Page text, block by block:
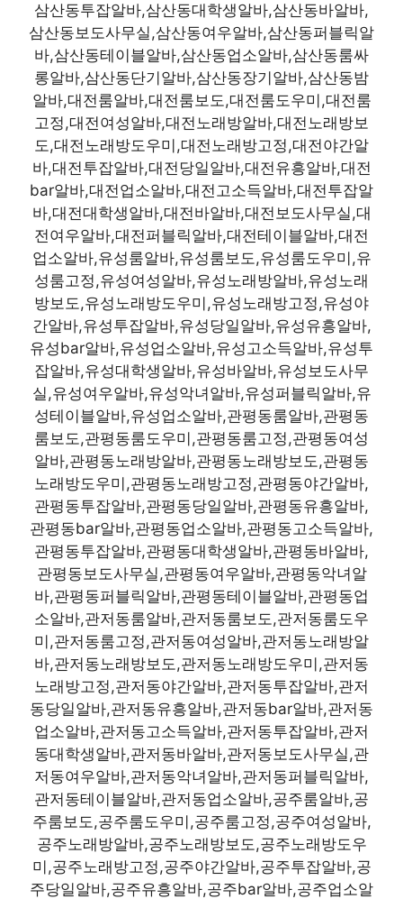
삼산동투잡알바,삼산동대학생알바,삼산동바알바,
삼산동보도사무실,삼산동여우알바,삼산동퍼블릭알
바,삼산동테이블알바,삼산동업소알바,삼산동룸싸
롱알바,삼산동단기알바,삼산동장기알바,삼산동밤
알바,대전룸알바,대전룸보도,대전룸도우미,대전룸
고정,대전여성알바,대전노래방알바,대전노래방보
도,대전노래방도우미,대전노래방고정,대전야간알
바,대전투잡알바,대전당일알바,대전유흥알바,대전
bar알바,대전업소알바,대전고소득알바,대전투잡알
바,대전대학생알바,대전바알바,대전보도사무실,대
전여우알바,대전퍼블릭알바,대전테이블알바,대전
업소알바,유성룸알바,유성룸보도,유성룸도우미,유
성룸고정,유성여성알바,유성노래방알바,유성노래
방보도,유성노래방도우미,유성노래방고정,유성야
간알바,유성투잡알바,유성당일알바,유성유흥알바,
유성bar알바,유성업소알바,유성고소득알바,유성투
잡알바,유성대학생알바,유성바알바,유성보도사무
실,유성여우알바,유성악녀알바,유성퍼블릭알바,유
성테이블알바,유성업소알바,관평동룸알바,관평동
룸보도,관평동룸도우미,관평동룸고정,관평동여성
알바,관평동노래방알바,관평동노래방보도,관평동
노래방도우미,관평동노래방고정,관평동야간알바,
관평동투잡알바,관평동당일알바,관평동유흥알바,
관평동bar알바,관평동업소알바,관평동고소득알바,
관평동투잡알바,관평동대학생알바,관평동바알바,
관평동보도사무실,관평동여우알바,관평동악녀알
바,관평동퍼블릭알바,관평동테이블알바,관평동업
소알바,관저동룸알바,관저동룸보도,관저동룸도우
미,관저동룸고정,관저동여성알바,관저동노래방알
바,관저동노래방보도,관저동노래방도우미,관저동
노래방고정,관저동야간알바,관저동투잡알바,관저
동당일알바,관저동유흥알바,관저동bar알바,관저동
업소알바,관저동고소득알바,관저동투잡알바,관저
동대학생알바,관저동바알바,관저동보도사무실,관
저동여우알바,관저동악녀알바,관저동퍼블릭알바,
관저동테이블알바,관저동업소알바,공주룸알바,공
주룸보도,공주룸도우미,공주룸고정,공주여성알바,
공주노래방알바,공주노래방보도,공주노래방도우
미,공주노래방고정,공주야간알바,공주투잡알바,공
주당일알바,공주유흥알바,공주bar알바,공주업소알